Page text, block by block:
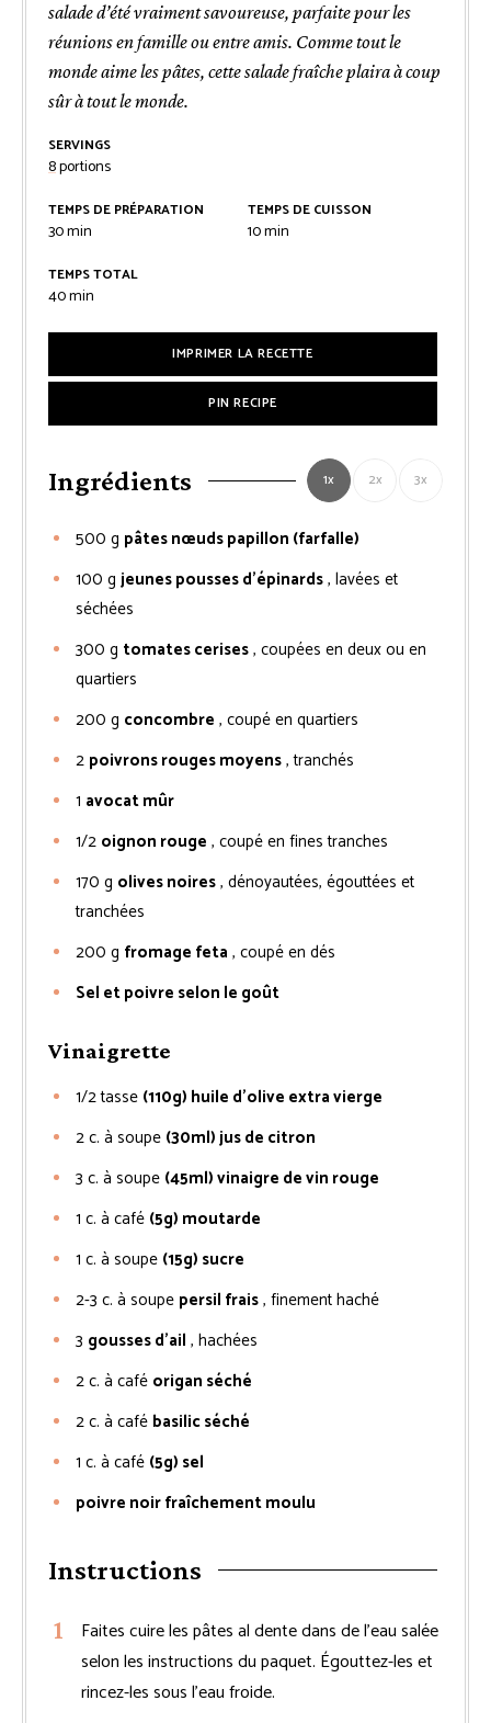
salade d’été vraiment savoureuse, parfaite pour les
réunions en famille ou entre amis. Comme tout le
monde aime les pâtes, cette salade fraîche plaira à coup
sûr à tout le monde.
SERVINGS
8portions
TEMPS DE PRÉPARATION
30minutes
min
TEMPS DE CUISSON
10minutes
min
TEMPS TOTAL
40minutes
min
IMPRIMER LA RECETTE
PIN RECIPE
Ingrédients 1x 2x 3x
500 g pâtes nœuds papillon (farfalle)
100 g jeunes pousses d’épinards, lavées et
séchées
300 g tomates cerises, coupées en deux ou en
quartiers
200 g concombre , coupé en quartiers
2 poivrons rouges moyens, tranchés
1 avocat mûr
1/2 oignon rouge , coupé en fines tranches
170 g olives noires, dénoyautées, égouttées et
tranchées
200 g fromage feta , coupé en dés
Sel et poivre selon le goût
Vinaigrette
1/2tasse (110g) huile d’olive extra vierge
2c. à soupe (30ml) jus de citron
3 c. à soupe (45ml) vinaigre de vin rouge
1 c. à café (5g) moutarde
1 c. à soupe (15g) sucre
2-3 c. à soupe persil frais, finement haché
3 gousses d’ail , hachées
2c. à café origan séché
2c. à café basilic séché
1 c. à café (5g) sel
poivre noir fraîchement moulu
Instructions
Faites cuire les pâtes al dente dans de l’eau salée
selon les instructions du paquet. Égouttez-les et
rincez-les sous l’eau froide.